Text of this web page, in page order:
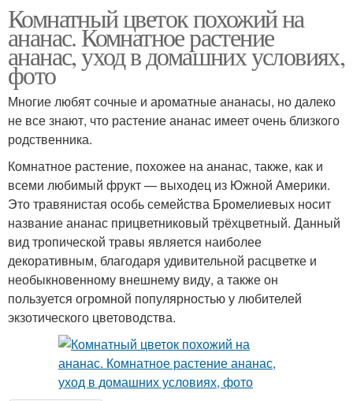
Комнатный цветок похожий на
ананас. Комнатное растение
ананас, уход в домашних условиях,
фото
Многие любят сочные и ароматные ананасы, но далеко
не все знают, что растение ананас имеет очень близкого
родственника.
Комнатное растение, похожее на ананас, также, как и
всеми любимый фрукт — выходец из Южной Америки.
Это травянистая особь семейства Бромелиевых носит
название ананас прицветниковый трёхцветный. Данный
вид тропической травы является наиболее
декоративным, благодаря удивительной расцветке и
необыкновенному внешнему виду, а также он
пользуется огромной популярностью у любителей
экзотического цветоводства.